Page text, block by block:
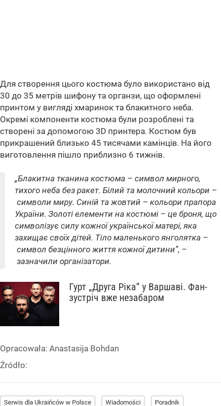
Для створення цього костюма було використано від
30 до 35 метрів шифону та органзи, що оформлені
принтом у вигляді хмаринок та блакитного неба.
Окремі компоненти костюма були розроблені та
створені за допомогою 3D принтера. Костюм був
прикрашений близько 45 тисячами камінців. На його
виготовлення пішло приблизно 6 тижнів.
„Блакитна тканина костюма – символ мирного,
тихого неба без ракет. Білий та молочний кольори –
символи миру. Синій та жовтий – кольори прапора
України. Золоті елементи на костюмі – це броня, що
символізує силу кожної української матері, яка
захищає своїх дітей. Тіло маленького янголятка –
символ безцінного життя кожної дитини”, –
зазначили організатори.
Гурт „Друга Ріка” у Варшаві. Фан-
зустріч вже незабаром
Opracowała: Anastasija Bohdan
Źródło:
Serwis dla Ukraińców w Polsce Wiadomości Poradnik